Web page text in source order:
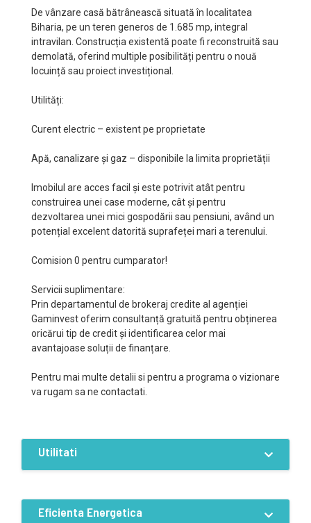
De vânzare casă bătrânească situată în localitatea
Biharia, pe un teren generos de 1.685 mp, integral
intravilan. Construcția existentă poate fi reconstruită sau
demolată, oferind multiple posibilități pentru o nouă
locuință sau proiect investițional.
Utilități:
Curent electric – existent pe proprietate
Apă, canalizare și gaz – disponibile la limita proprietății
Imobilul are acces facil și este potrivit atât pentru
construirea unei case moderne, cât și pentru
dezvoltarea unei mici gospodării sau pensiuni, având un
potențial excelent datorită suprafeței mari a terenului.
Comision 0 pentru cumparator!
Servicii suplimentare:
Prin departamentul de brokeraj credite al agenției
Gaminvest oferim consultanță gratuită pentru obținerea
oricărui tip de credit și identificarea celor mai
avantajoase soluții de finanțare.
Pentru mai multe detalii si pentru a programa o vizionare
va rugam sa ne contactati.
Utilitati
Eficienta Energetica